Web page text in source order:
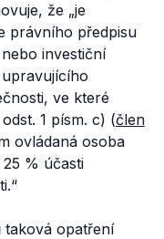
že „je
právního předpisu
investiční
ve které
1 písm. c) (člen
ovládaná osoba
% účasti
taková opatření